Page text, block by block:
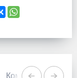
Комментарии